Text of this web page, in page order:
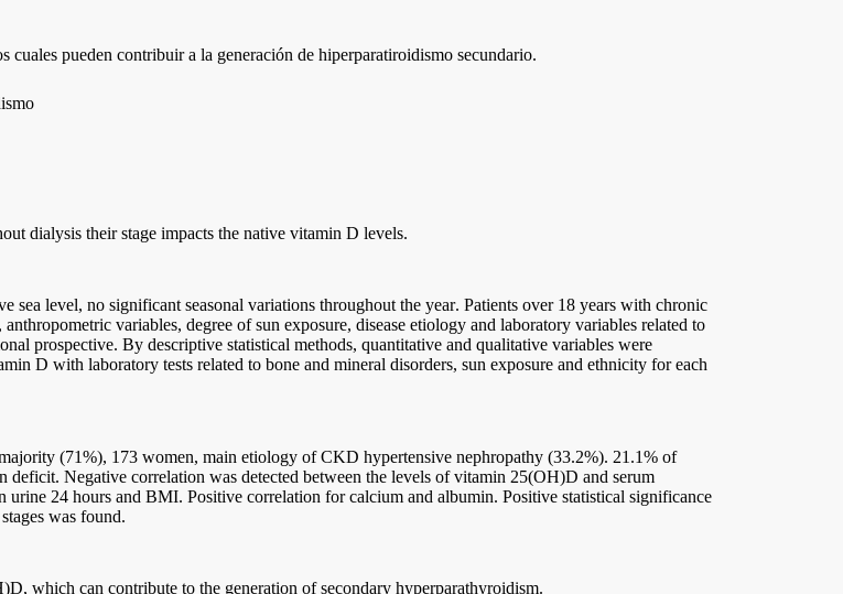
pueden contribuir a la generación de hiperparatiroidismo secundario.
dialysis their stage impacts the native vitamin D levels.
sea level, no significant seasonal variations throughout the year. Patients over 18 years with chronic
variables, degree of sun exposure, disease etiology and laboratory variables related to
prospective. By descriptive statistical methods, quantitative and qualitative variables were
D with laboratory tests related to bone and mineral disorders, sun exposure and ethnicity for each
(71%), 173 women, main etiology of CKD hypertensive nephropathy (33.2%). 21.1% of
Negative correlation was detected between the levels of vitamin 25(OH)D and serum
24 hours and BMI. Positive correlation for calcium and albumin. Positive statistical significance
was found.
which can contribute to the generation of secondary hyperparathyroidism.